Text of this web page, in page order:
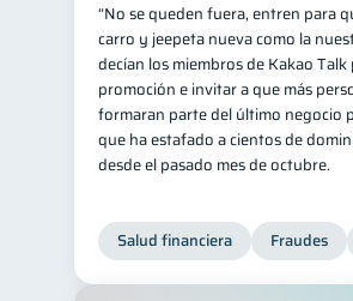
“No se queden fuera, entren para
carro y jeepeta nueva como la
decían los miembros de Kakao Talk
promoción e invitar a que más
formaran parte del último negocio
que ha estafado a cientos de
desde el pasado mes de octubre.
Salud financiera Fraudes